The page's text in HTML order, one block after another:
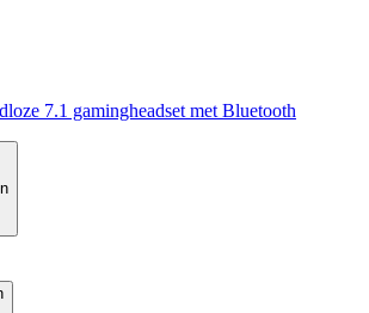
7.1 gamingheadset met Bluetooth